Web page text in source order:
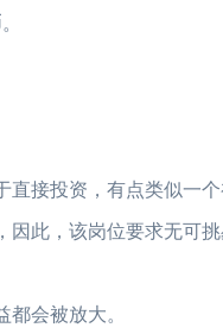
直接投资，有点类似一
因此，该岗位要求无可
会被放大。